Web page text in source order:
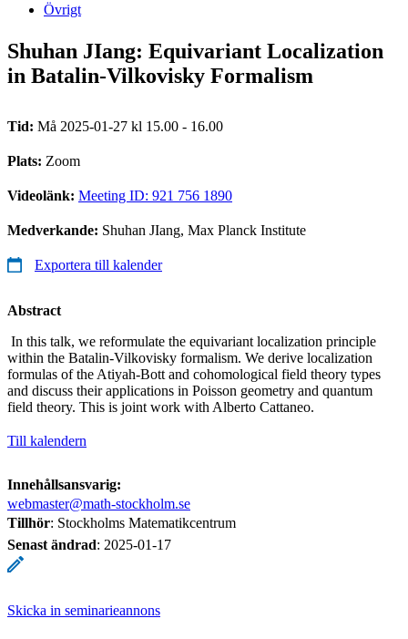
Övrigt
Shuhan JIang: Equivariant Localization
in Batalin-Vilkovisky Formalism
Tid: Må 2025-01-27 kl 15.00 - 16.00
Plats: Zoom
Videolänk: Meeting ID: 921 756 1890
Medverkande: Shuhan JIang, Max Planck Institute
Exportera till kalender
Abstract
In this talk, we reformulate the equivariant localization principle
within the Batalin-Vilkovisky formalism. We derive localization
formulas of the Atiyah-Bott and cohomological field theory types
and discuss their applications in Poisson geometry and quantum
field theory. This is joint work with Alberto Cattaneo.
Till kalendern
Innehållsansvarig:
webmaster@math-stockholm.se
Tillhör: Stockholms Matematikcentrum
Senast ändrad: 2025-01-17
Skicka in seminarieannons